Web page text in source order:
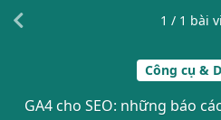
Công cụ &
GA4 cho SEO: những báo
1 / 1 bài